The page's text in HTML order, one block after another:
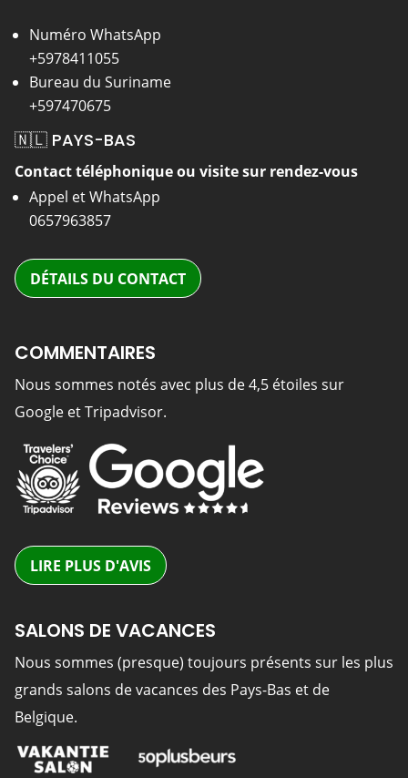
Numéro WhatsApp
+5978411055
Bureau du Suriname
+597470675
🇳🇱 PAYS-BAS
Contact téléphonique ou visite sur rendez-vous
Appel et WhatsApp
0657963857
DÉTAILS DU CONTACT
COMMENTAIRES
Nous sommes notés avec plus de 4,5 étoiles sur
Google et Tripadvisor.
LIRE PLUS D'AVIS
SALONS DE VACANCES
Nous sommes (presque) toujours présents sur les plus
grands salons de vacances des Pays-Bas et de
Belgique.